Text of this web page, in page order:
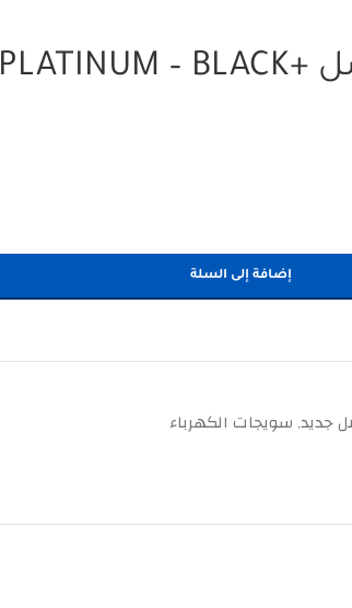
اطار ثلاثي متصل PLATINUM – BLACK+
إضافة إلى السلة
جديد, سويجات الكهرباء